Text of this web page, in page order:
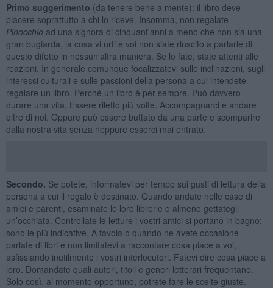
Primo suggerimento (da tenere bene a mente): il libro deve
piacere soprattutto a chi lo riceve. Insomma, non regalate
Pinocchio ad una signora di cinquant'anni a meno che non sia una
gran bugiarda, la cosa vi urti e voi non siate riuscito a parlarle di
questo difetto in nessun'altra maniera. Se lo fate, state attenti alle
reazioni. In generale comunque focalizzatevi sulle inclinazioni, sugli
interessi culturali e sulle passioni della persona a cui intendete
regalare un libro. Perché un libro è per sempre. Può davvero
durare una vita. Essere riletto più volte. Accompagnarci e andare
oltre di noi. Oppure può essere buttato da una parte e scomparire
dalla nostra vita senza neppure esserci mai entrato.
Secondo. Se potete, informatevi per tempo sui gusti di lettura della
persona a cui il regalo è destinato. Quando andate nelle case di
amici e parenti, esaminate le loro librerie o almeno gettategli
un’occhiata. Controllate le letture i vostri amici si portano in bagno:
sono le più indicative. A tavola o quando ne avete occasione
parlate di libri e non limitatevi a raccontare cosa piace a voi,
asfissiando inutilmente i vostri interlocutori. Fatevi dire cosa piace a
loro. Domandate quali autori, titoli e generi letterari frequentano.
Solo così, al momento opportuno, potrete fare le scelte giuste.